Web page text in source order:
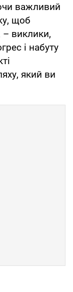
важливий
щоб
виклики,
і набуту
який ви